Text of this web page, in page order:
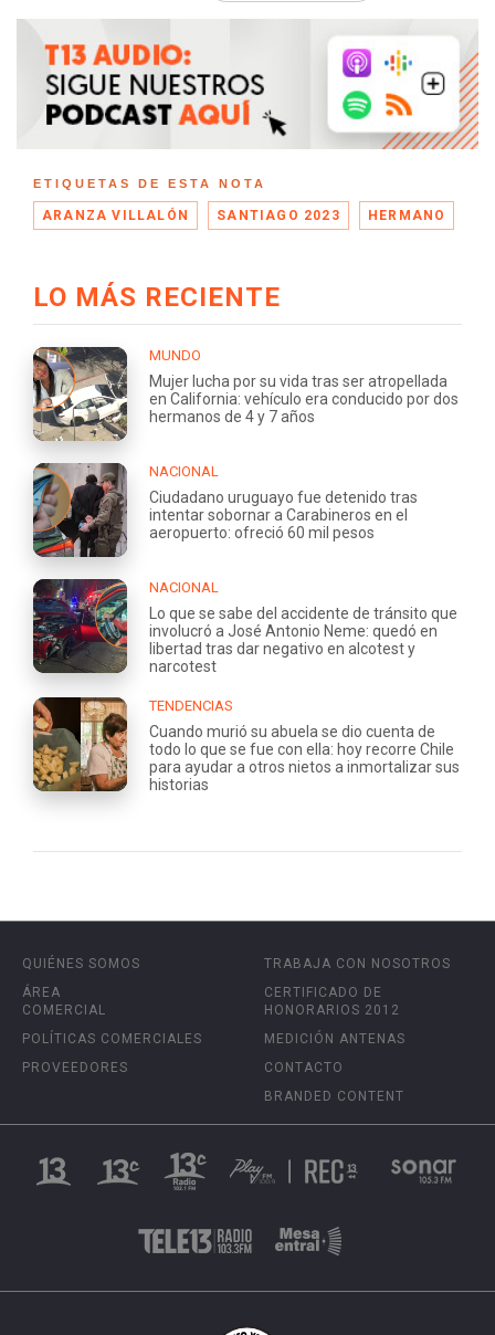
ETIQUETAS DE ESTA NOTA
ARANZA VILLALÓN SANTIAGO 2023 HERMANO
LO MÁS RECIENTE
MUNDO
Mujer lucha por su vida tras ser atropellada
en California: vehículo era conducido por dos
hermanos de 4 y 7 años
NACIONAL
Ciudadano uruguayo fue detenido tras
intentar sobornar a Carabineros en el
aeropuerto: ofreció 60 mil pesos
NACIONAL
Lo que se sabe del accidente de tránsito que
involucró a José Antonio Neme: quedó en
libertad tras dar negativo en alcotest y
narcotest
TENDENCIAS
Cuando murió su abuela se dio cuenta de
todo lo que se fue con ella: hoy recorre Chile
para ayudar a otros nietos a inmortalizar sus
historias
QUIÉNES SOMOS
ÁREA
COMERCIAL
POLÍTICAS COMERCIALES
PROVEEDORES
TRABAJA CON NOSOTROS
CERTIFICADO DE
HONORARIOS 2012
MEDICIÓN ANTENAS
CONTACTO
BRANDED CONTENT